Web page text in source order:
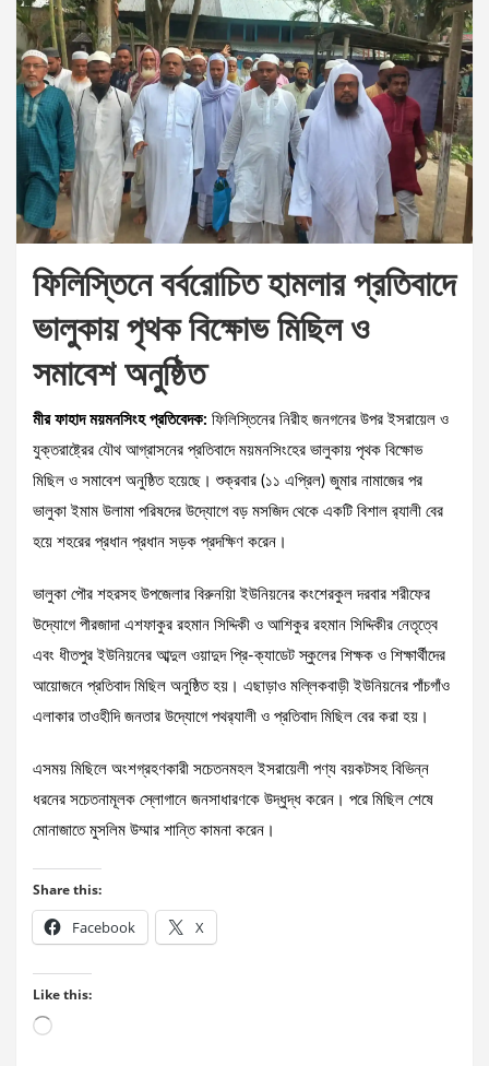
ফিলিস্তিনে বর্বরোচিত হামলার প্রতিবাদে
ভালুকায় পৃথক বিক্ষোভ মিছিল ও
সমাবেশ অনুষ্ঠিত
মীর ফাহাদ ময়মনসিংহ প্রতিবেদক: ফিলিস্তিনের নিরীহ জনগনের উপর ইসরায়েল ও
যুক্তরাষ্ট্রের যৌথ আগ্রাসনের প্রতিবাদে ময়মনসিংহের ভালুকায় পৃথক বিক্ষোভ
মিছিল ও সমাবেশ অনুষ্ঠিত হয়েছে। শুক্রবার (১১ এপ্রিল) জুমার নামাজের পর
ভালুকা ইমাম উলামা পরিষদের উদ্যোগে বড় মসজিদ থেকে একটি বিশাল র‌্যালী বের
হয়ে শহরের প্রধান প্রধান সড়ক প্রদক্ষিণ করেন।
ভালুকা পৌর শহরসহ উপজেলার বিরুনয়িা ইউনিয়নের কংশেরকুল দরবার শরীফের
উদ্যোগে পীরজাদা এশফাকুর রহমান সিদ্দিকী ও আশিকুর রহমান সিদ্দিকীর নেতৃত্বে
এবং ধীতপুর ইউনিয়নের আব্দুল ওয়াদুদ প্রি-ক্যাডেট স্কুলের শিক্ষক ও শিক্ষার্থীদের
আয়োজনে প্রতিবাদ মিছিল অনুষ্ঠিত হয়। এছাড়াও মল্লিকবাড়ী ইউনিয়নের পাঁচগাঁও
এলাকার তাওহীদি জনতার উদ্যোগে পথর‌্যালী ও প্রতিবাদ মিছিল বের করা হয়।
এসময় মিছিলে অংশগ্রহণকারী সচেতনমহল ইসরায়েলী পণ্য বয়কটসহ বিভিন্ন
ধরনের সচেতনামূলক স্লোগানে জনসাধারণকে উদ্ধুদ্ধ করেন। পরে মিছিল শেষে
মোনাজাতে মুসলিম উম্মার শান্তি কামনা করেন।
Share this:
Facebook X
Like this:
Loading…